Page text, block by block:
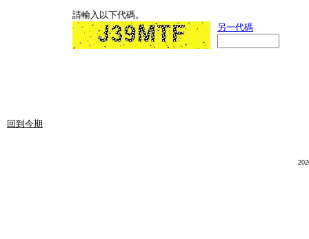
請輸入以下代碼。
另一代碼
回到今期